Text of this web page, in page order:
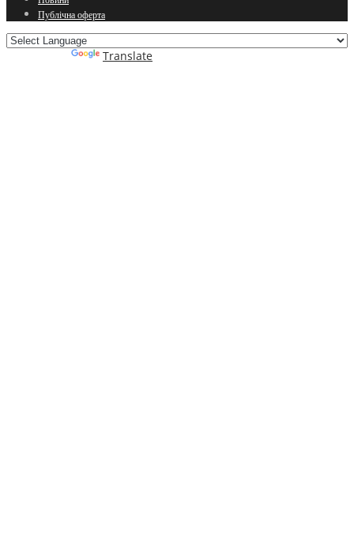
Публічна оферта
Translate